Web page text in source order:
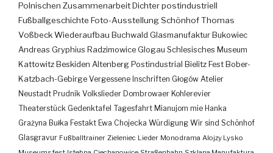
Polnischen ZusammenarbeitDichterpostindustriell
Fußballgeschichte Foto-AusstellungSchönhofThomas
VoßbeckWiederaufbau Buchwald Glasmanufaktur Bukowiec
Andreas Gryphius Radzimowice Glogau Schlesisches Museum
Kattowitz Beskiden Altenberg Postindustrial Bielitz Fest Bober-
Katzbach-Gebirge Vergessene Inschriften Głogów Atelier
Neustadt Prudnik Volkslieder Dombrowaer Kohlerevier
Theaterstück Gedenktafel Tagesfahrt Mianujom mie Hanka
Grażyna Bułka Festakt Ewa Chojecka Würdigung Wir sind Schönhof
Glasgravur Fußballtrainer Zieleniec Lieder Monodrama Alojzy Lysko